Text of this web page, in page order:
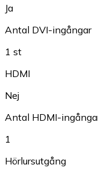
Ja
Antal DVI-ingångar
1 st
HDMI
Nej
Antal HDMI-
1
Hörlursutgång